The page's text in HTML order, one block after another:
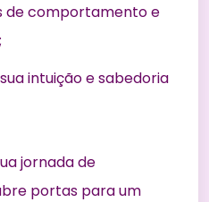
de comportamento e
intuição e sabedoria
jornada de
portas para um